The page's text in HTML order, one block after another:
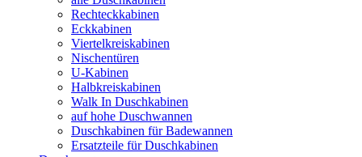
Rechteckkabinen
Eckkabinen
Viertelkreiskabinen
Nischentüren
U-Kabinen
Halbkreiskabinen
Walk In Duschkabinen
auf hohe Duschwannen
Duschkabinen für Badewannen
Ersatzteile für Duschkabinen